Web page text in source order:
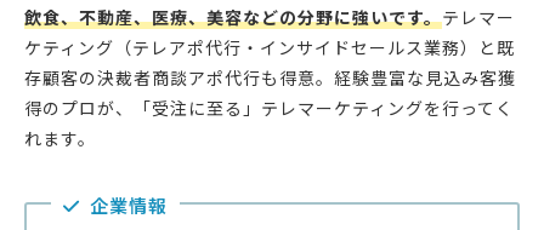
飲食、不動産、医療、美容などの分野に強いです。テレマー
ケティング（テレアポ代行・インサイドセールス業務）と既
存顧客の決裁者商談アポ代行も得意。経験豊富な見込み客獲
得のプロが、「受注に至る」テレマーケティングを行ってく
れます。
企業情報